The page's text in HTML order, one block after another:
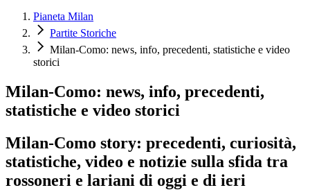
Pianeta Milan
Partite Storiche
Milan-Como: news, info, precedenti, statistiche e video
storici
Milan-Como: news, info, precedenti,
statistiche e video storici
Milan-Como story: precedenti, curiosità,
statistiche, video e notizie sulla sfida tra
rossoneri e lariani di oggi e di ieri